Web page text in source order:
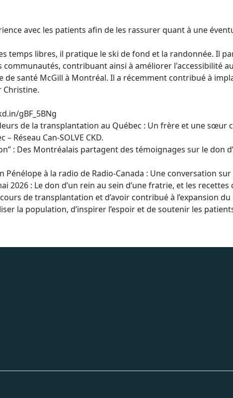
avec les patients afin de les rassurer quant à une
temps libres, il pratique le ski de fond et la randonnée. Il
contribuant ainsi à améliorer l'accessibilité
de santé McGill à Montréal. Il a récemment contribué à
Christine.
gBF_5BNg
de la transplantation au Québec : Un frère et une
Réseau Can-SOLVE CKD.
: Des Montréalais partagent des témoignages sur le don
Pénélope à la radio de Radio-Canada : Une
2026 : Le don d’un rein au sein d’une fratrie, et les
de transplantation et d’avoir contribué à l’expansion
la population, d’inspirer l’espoir et de soutenir les